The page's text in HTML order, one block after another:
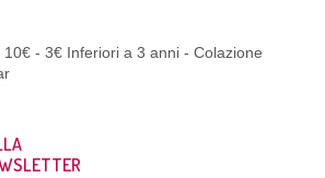
- 3€ Inferiori a 3 anni - Colazione